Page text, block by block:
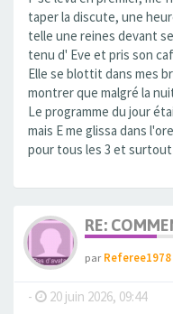
taper la discute, une
telle une reines devant
tenu d' Eve et pris son
Elle se blottit dans mes
montrer que malgré la
Le programme du jour
mais E me glissa dans
pour tous les 3 et surtout
RE:
parReferee1978
- 20 juin 2026, 09:44